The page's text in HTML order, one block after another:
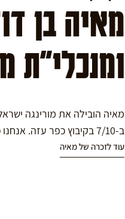
מאיה בן
ומנכלי"ת
מאיה הובילה את מורינגה
ב-7/10 בקיבוץ כפר עזה. אנחנו כאן להמשיך את דרכה במורינגה.
עוד לזכרה של מאיה